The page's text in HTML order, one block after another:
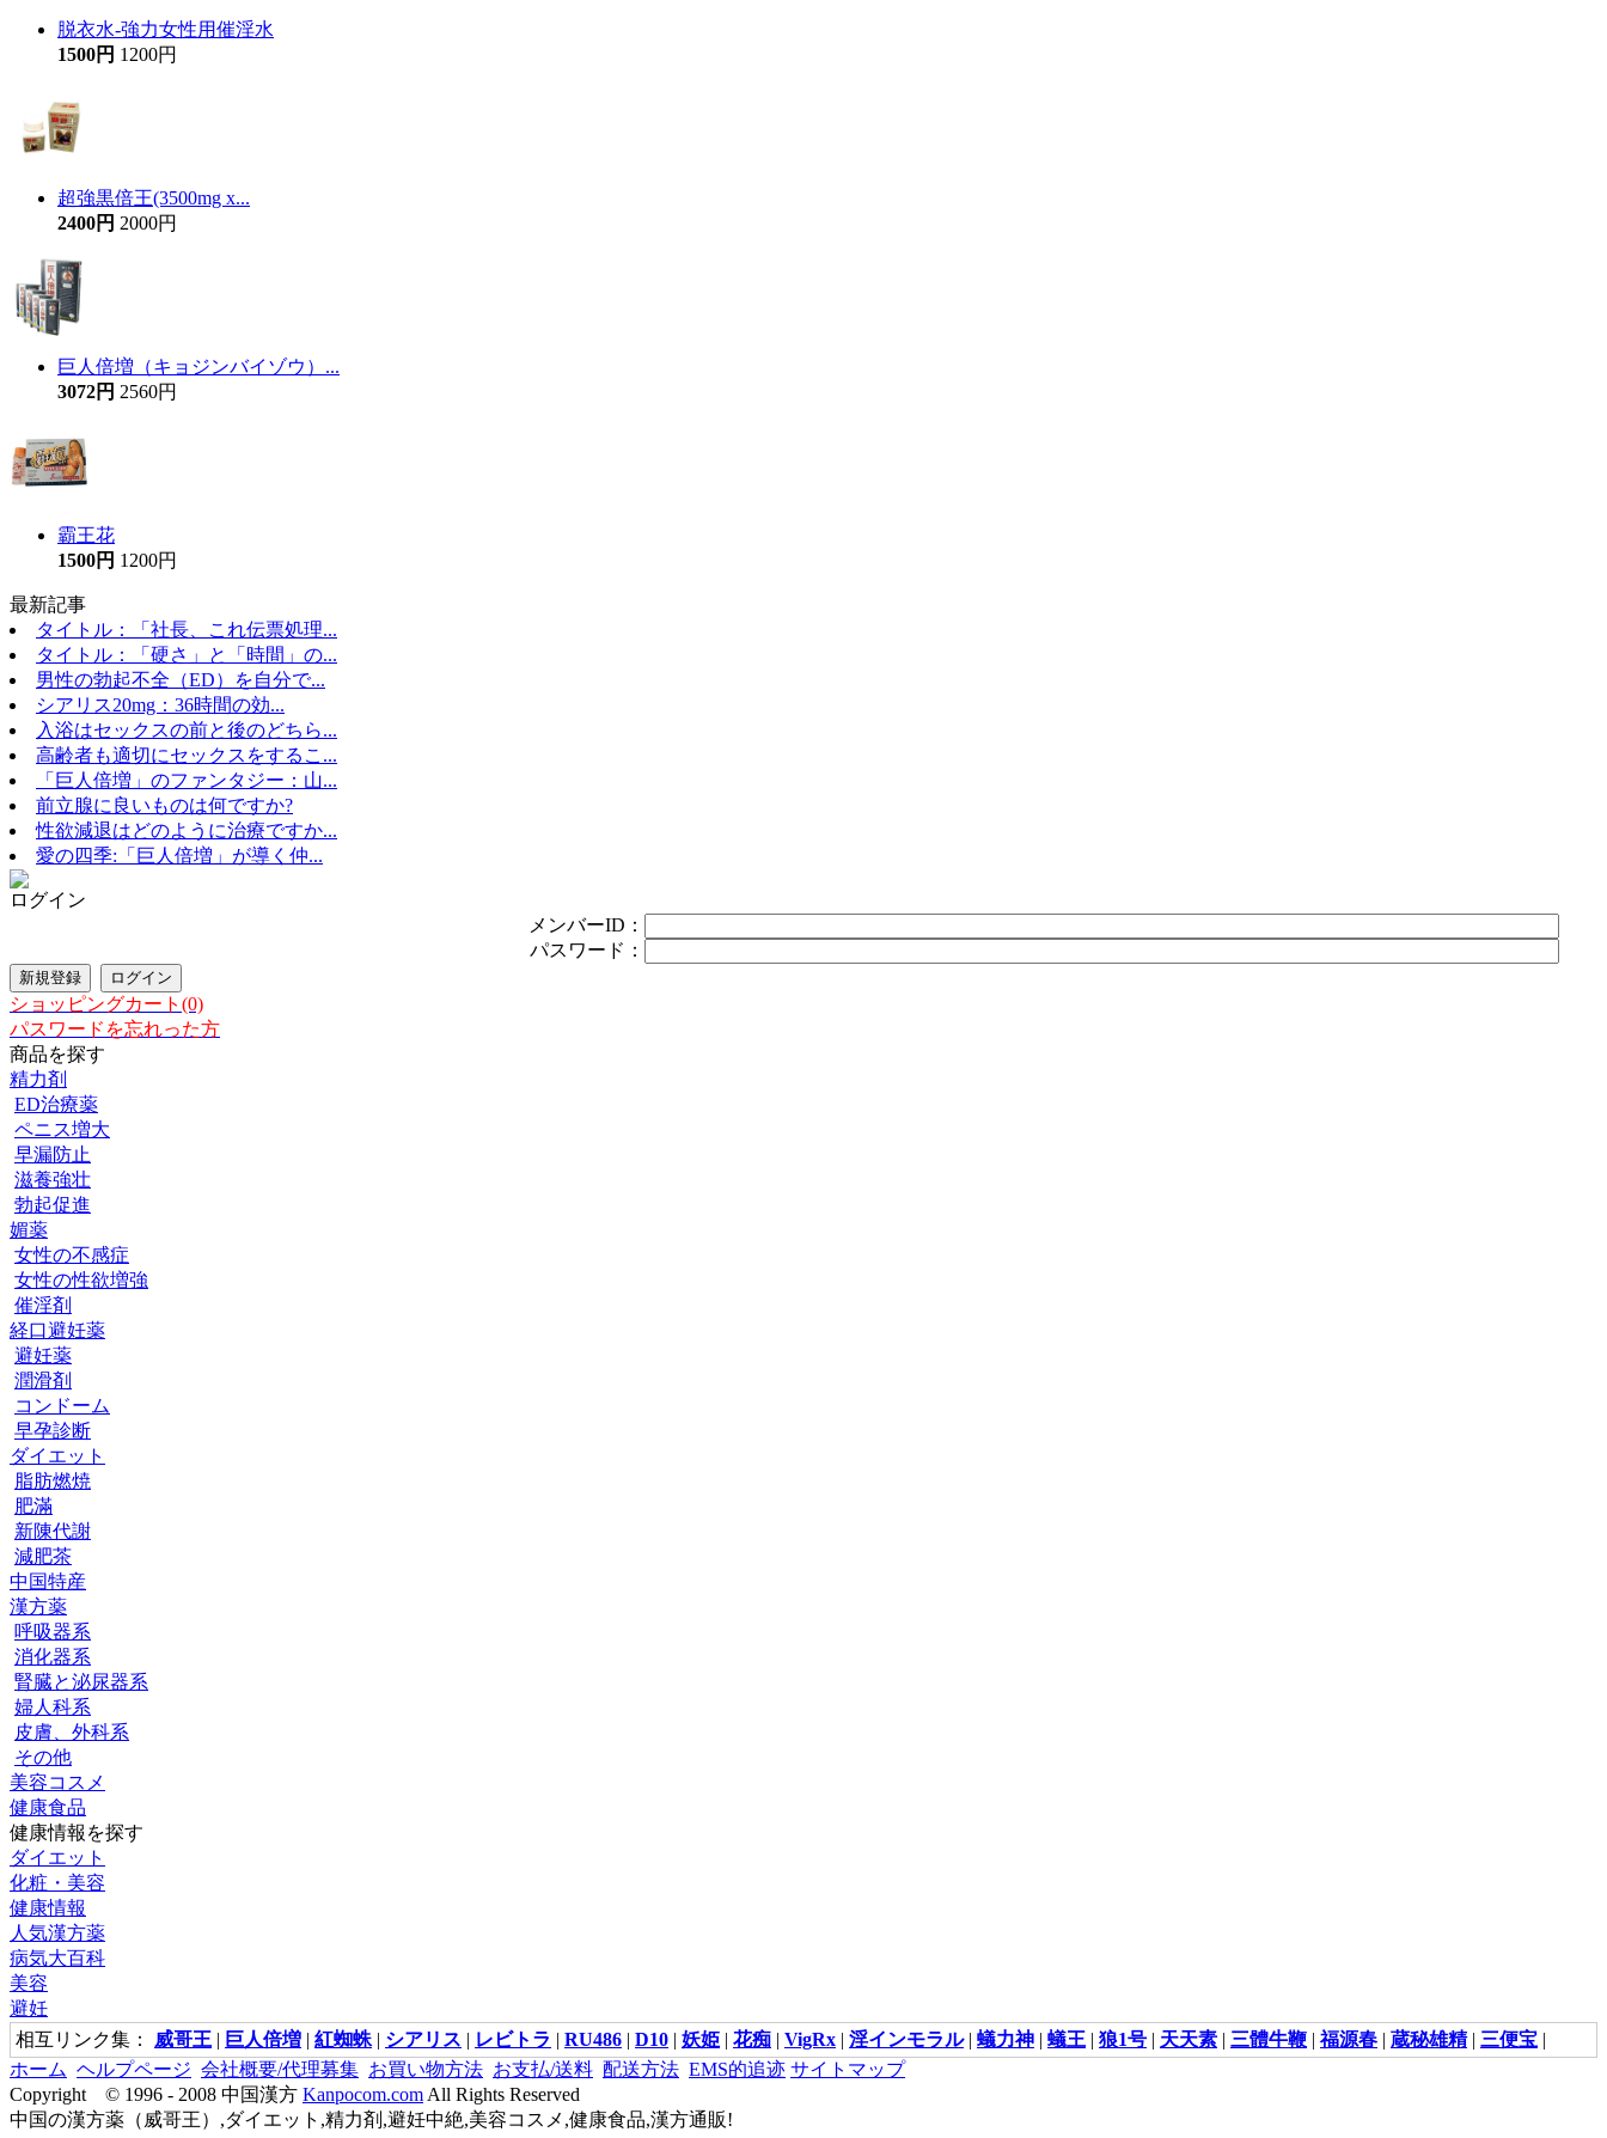
脱衣水-強力女性用催淫水
1500円 1200円
超強黒倍王(3500mg x...
2400円 2000円
巨人倍増（キョジンバイゾウ）...
3072円 2560円
霸王花
1500円 1200円
最新記事
タイトル：「社長、これ伝票処理...
タイトル：「硬さ」と「時間」の...
男性の勃起不全（ED）を自分で...
シアリス20mg：36時間の効...
入浴はセックスの前と後のどちら...
高齢者も適切にセックスをするこ...
「巨人倍増」のファンタジー：山...
前立腺に良いものは何ですか?
性欲減退はどのように治療ですか...
愛の四季:「巨人倍増」が導く仲...
ログイン
メンバーID：
パスワード：
ショッピングカート(0)
パスワードを忘れった方
商品を探す
精力剤
ED治療薬
ペニス増大
早漏防止
滋養強壮
勃起促進
媚薬
女性の不感症
女性の性欲増強
催淫剤
経口避妊薬
避妊薬
潤滑剤
コンドーム
早孕診断
ダイエット
脂肪燃焼
肥滿
新陳代謝
減肥茶
中国特産
漢方薬
呼吸器系
消化器系
腎臓と泌尿器系
婦人科系
皮膚、外科系
その他
美容コスメ
健康食品
健康情報を探す
ダイエット
化粧・美容
健康情報
人気漢方薬
病気大百科
美容
避妊
相互リンク集： 威哥王 | 巨人倍増 | 紅蜘蛛 | シアリス | レビトラ | RU486 | D10 | 妖姫 | 花痴 | VigRx | 淫インモラル| 蟻力神 | 蟻王 | 狼1号 | 天天素 | 三體牛鞭 |福源春 | 蔵秘雄精| 三便宝 |
ホーム ヘルプページ 会社概要/代理募集 お買い物方法 お支払/送料 配送方法 EMS的追迹 サイトマップ
Copyright © 1996 - 2008 中国漢方 Kanpocom.com All Rights Reserved
中国の漢方薬（威哥王）,ダイエット,精力剤,避妊中絶,美容コスメ,健康食品,漢方通販!